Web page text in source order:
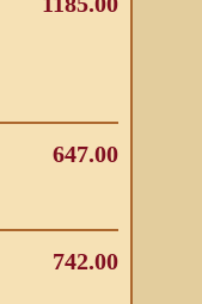
647.00
742.00